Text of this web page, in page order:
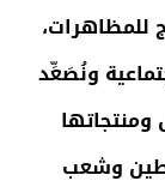
للمظاهرات،
ونُصَعِّد
وشعب